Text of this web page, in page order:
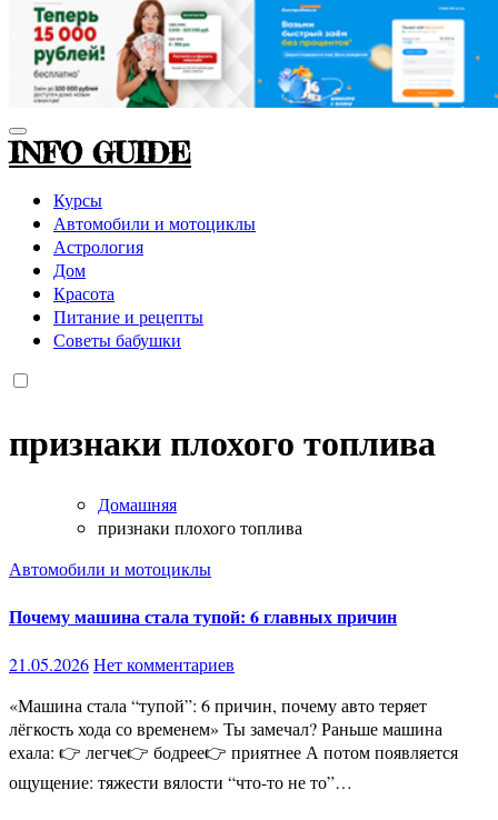
INFO GUIDE
Курсы
Автомобили и мотоциклы
Астрология
Дом
Красота
Питание и рецепты
Советы бабушки
признаки плохого топлива
Домашняя
признаки плохого топлива
Автомобили и мотоциклы
Почему машина стала тупой: 6 главных причин
21.05.2026Нет комментариев
«Машина стала “тупой”: 6 причин, почему авто теряет
лёгкость хода со временем» Ты замечал? Раньше машина
ехала: 👉 легче👉 бодрее👉 приятнее А потом появляется
ощущение: тяжести вялости “что-то не то”…